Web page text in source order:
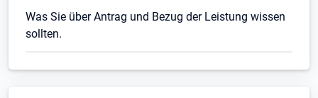
Was Sie über Antrag und Bezug der Leistung wissen
sollten.